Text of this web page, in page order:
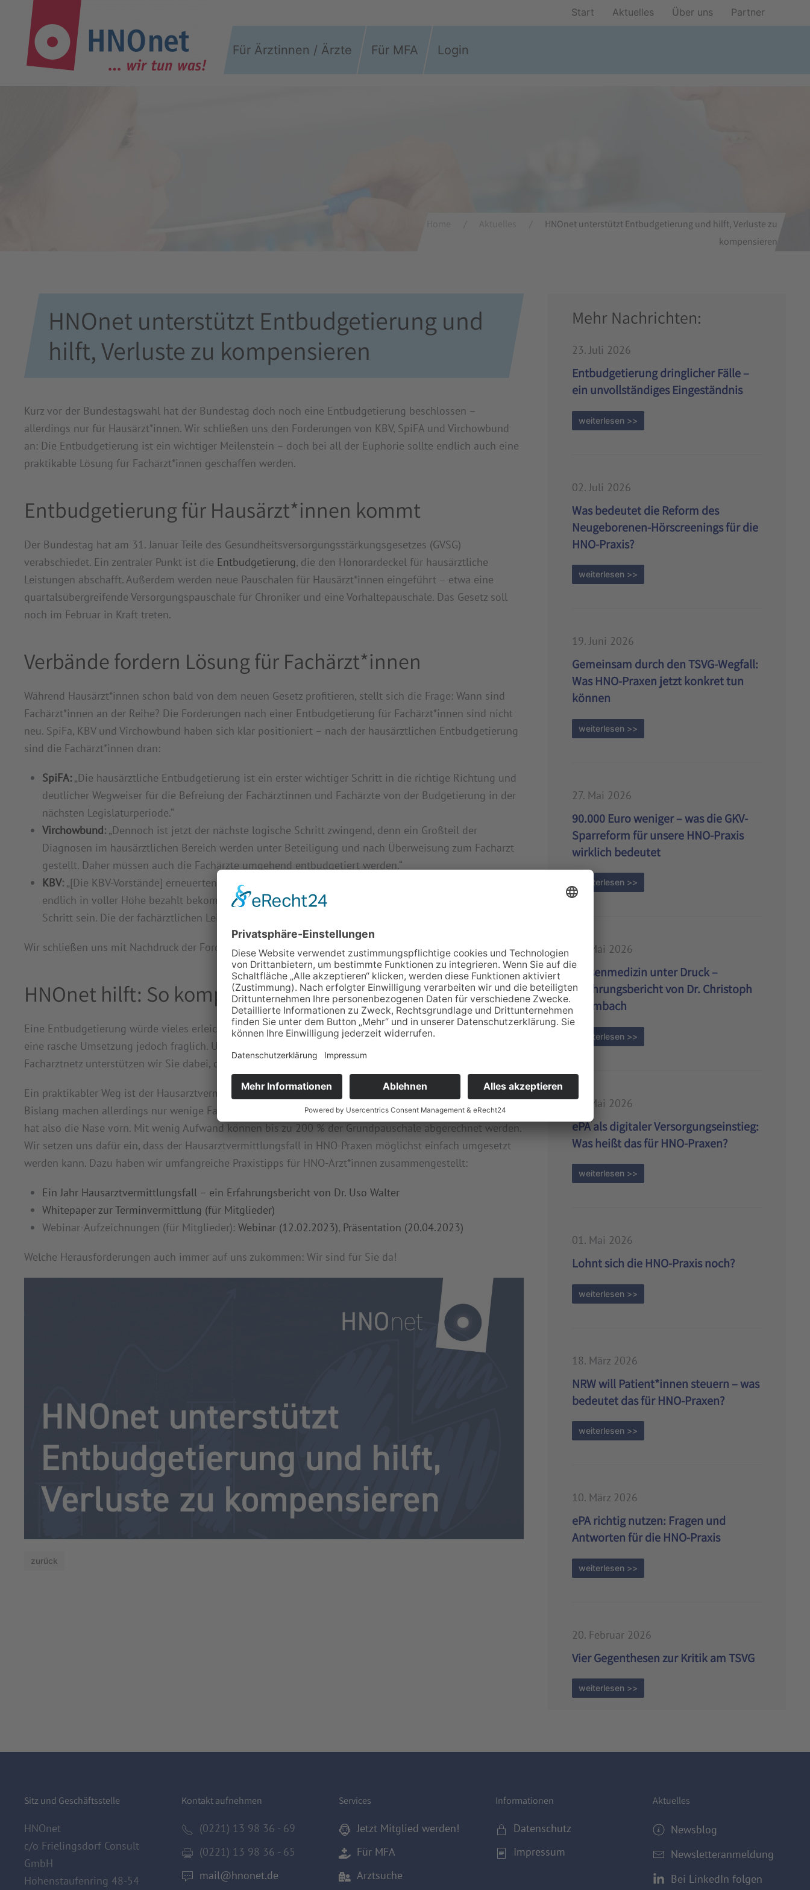
Für Ärztinnen / Ärzte Für MFA Login
Start Aktuelles Über uns Partner
HNOnet unterstützt Entbudgetierung und hilft, Verluste zu
kompensieren
HNOnet unterstützt Entbudgetierung und
hilft, Verluste zu kompensieren
Kurz vor der Bundestagswahl hat der Bundestag doch noch eine Entbudgetierung beschlossen –
allerdings nur für Hausärzt*innen. Wir schließen uns den Forderungen von KBV, SpiFA und Virchowbund
an: Die Entbudgetierung ist ein wichtiger Meilenstein – doch bei all der Euphorie sollte endlich auch eine
praktikable Lösung für Fachärzt*innen geschaffen werden.
Entbudgetierung für Hausärzt*innen kommt
Der Bundestag hat am 31. Januar Teile des Gesundheitsversorgungsstärkungsgesetzes (GVSG)
verabschiedet. Ein zentraler Punkt ist die Entbudgetierung, die den Honorardeckel für hausärztliche
Leistungen abschafft. Außerdem werden neue Pauschalen für Hausärzt*innen eingeführt – etwa eine
quartalsübergreifende Versorgungspauschale für Chroniker und eine Vorhaltepauschale. Das Gesetz soll
noch im Februar in Kraft treten.
Verbände fordern Lösung für Fachärzt*innen
Während Hausärzt*innen schon bald von dem neuen Gesetz profitieren, stellt sich die Frage: Wann sind
Fachärzt*innen an der Reihe? Die Forderungen nach einer Entbudgetierung für Fachärzt*innen sind nicht
neu. SpiFa, KBV und Virchowbund haben sich klar positioniert – nach der hausärztlichen Entbudgetierung
sind die Fachärzt*innen dran:
SpiFA:„Die hausärztliche Entbudgetierung ist ein erster wichtiger Schritt in die richtige Richtung und
deutlicher Wegweiser für die Befreiung der Fachärztinnen und Fachärzte von der Budgetierung in der
nächsten Legislaturperiode.“
Virchowbund: „Dennoch ist jetzt der nächste logische Schritt zwingend, denn ein Großteil der
Diagnosen im hausärztlichen Bereich werden unter Beteiligung und nach Überweisung zum Facharzt
gestellt. Daher müssen auch die Fachärzte umgehend entbudgetiert werden.“
KBV: „[Die KBV-Vorstände] erneuerten zugleich ihre Forderung, dass auch die Fachärzte ihre Arbeit
endlich in voller Höhe bezahlt bekommen. Die hausärztliche Entbudgetierung könne nur ein erster
Schritt sein. Die der fachärztlichen Leistungen müsse so schnell wie möglich folgen.“
Wir schließen uns mit Nachdruck der Forderung nach einer Entbudgetierung für Fachärzt*innen an!
HNOnet hilft: So kompensieren Sie Budgetverluste
Eine Entbudgetierung würde vieles erleichtern. Bei der derzeitigen Finanzlage der Krankenkassen bleibt
eine rasche Umsetzung jedoch fraglich. Umso wichtiger ist es, jetzt etwas zu tun. Mit unserem
Facharztnetz unterstützen wir Sie dabei, die Verluste der Budgetierung direkt zu kompensieren!
Ein praktikabler Weg ist der Hausarztvermittlungsfall (HAV), der bereits seit 2023 entbudgetiert ist.
Bislang machen allerdings nur wenige Fachärzt*innen davon Gebrauch. Wer den HAV in der Praxis umsetzt,
hat also die Nase vorn. Mit wenig Aufwand können bis zu 200 % der Grundpauschale abgerechnet werden.
Wir setzen uns dafür ein, dass der Hausarztvermittlungsfall in HNO-Praxen möglichst einfach umgesetzt
werden kann. Dazu haben wir umfangreiche Praxistipps für HNO-Ärzt*innen zusammengestellt:
Ein Jahr Hausarztvermittlungsfall – ein Erfahrungsbericht von Dr. Uso Walter
Whitepaper zur Terminvermittlung (für Mitglieder)
Webinar-Aufzeichnungen (für Mitglieder): Webinar (12.02.2023), Präsentation (20.04.2023)
Welche Herausforderungen auch immer auf uns zukommen: Wir sind für Sie da!
zurück
Mehr Nachrichten:
23. Juli 2026
Entbudgetierung dringlicher Fälle –
ein unvollständiges Eingeständnis
weiterlesen >>
02. Juli 2026
Was bedeutet die Reform des
Neugeborenen-Hörscreenings für die
HNO-Praxis?
weiterlesen >>
19. Juni 2026
Gemeinsam durch den TSVG-Wegfall:
Was HNO-Praxen jetzt konkret tun
können
weiterlesen >>
27. Mai 2026
90.000 Euro weniger – was die GKV-
Sparreform für unsere HNO-Praxis
wirklich bedeutet
weiterlesen >>
11. Mai 2026
Kassenmedizin unter Druck –
Erfahrungsbericht von Dr. Christoph
Baumbach
weiterlesen >>
03. Mai 2026
ePA als digitaler Versorgungseinstieg:
Was heißt das für HNO-Praxen?
weiterlesen >>
01. Mai 2026
Lohnt sich die HNO-Praxis noch?
weiterlesen >>
18. März 2026
NRW will Patient*innen steuern – was
bedeutet das für HNO-Praxen?
weiterlesen >>
10. März 2026
ePA richtig nutzen: Fragen und
Antworten für die HNO-Praxis
weiterlesen >>
20. Februar 2026
Vier Gegenthesen zur Kritik am TSVG
weiterlesen >>
Sitz und Geschäftsstelle
HNOnet
c/o Frielingsdorf Consult
GmbH
Hohenstaufenring 48-54
Kontakt aufnehmen
(0221) 13 98 36 - 69
(0221) 13 98 36 - 65
mail@hnonet.de
Services
Jetzt Mitglied werden!
Für MFA
Arztsuche
Informationen
Datenschutz
Impressum
Aktuelles
Newsblog
Newsletteranmeldung
Bei LinkedIn folgen